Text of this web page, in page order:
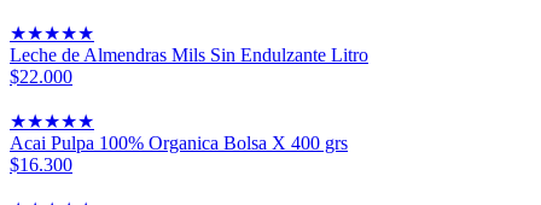
★★★★★
Leche de Almendras Mils Sin Endulzante Litro
$22.000
★★★★★
Acai Pulpa 100% Organica Bolsa X 400 grs
$16.300